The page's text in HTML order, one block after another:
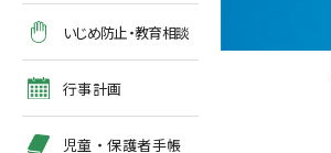
教育課程
年間行事
施設紹介
募集要項
出願方法
入学検査
いじめ防止・教育相談
行事計画
５月の行事予定
６月の行事予定
７月・８月の行事予定
児童・保護者手帳
緊急時・警報発令時の対
処について
臨時休校等の特別措置に